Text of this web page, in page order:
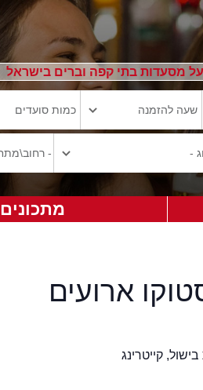
מסעדות בתי קפה וברים בישראל
מתכונים
ארועים
קייטרינג